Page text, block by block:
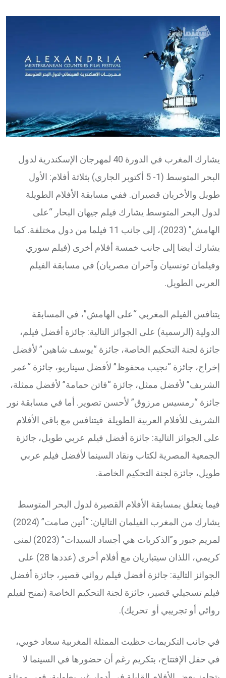
Email
يشارك المغرب في الدورة 40 لمهرجان الإسكندرية لدول
البحر المتوسط (1- 5 أكتوبر الجاري) بثلاثة أفلام: الأول
طويل والأخريان قصيران. ففي مسابقة الأفلام الطويلة
لدول البحر المتوسط يشارك فيلم جيهان البحار “على
الهامش” (2023)، إلى جانب 11 فيلما من دول مختلفة. كما
يشارك أيضا إلى جانب خمسة أفلام أخرى (فيلم سوري
وفيلمان تونسيان وآخران مصريان) في مسابقة الفيلم
العربي الطويل.
يتنافس الفيلم المغربي “على الهامش”، في المسابقة
الدولية (الرسمية) على الجوائز التالية: جائزة أفضل فيلم،
جائزة لجنة التحكيم الخاصة، جائزة “يوسف شاهين” لأفضل
إخراج، جائزة “نجيب محفوظ” لأفضل سيناريو، جائزة “عمر
الشريف” لأفضل ممثل، جائزة “فاتن حمامة” لأفضل ممثلة،
جائزة “رمسيس مرزوق” لأحسن تصوير. أما في مسابقة نور
الشريف للأفلام العربية الطويلة فيتنافس مع باقي الأفلام
على الجوائز التالية: جائزة أفضل فيلم عربي طويل، جائزة
الجمعية المصرية لكتاب ونقاد السينما لأفضل فيلم عربي
طويل، جائزة لجنة التحكيم الخاصة.
فيما يتعلق بمسابقة الأفلام القصيرة لدول البحر المتوسط
يشارك من المغرب الفيلمان التاليان: “أنين صامت” (2024)
لمريم جبور و”الذكريات هي أجساد السيدات” (2023) لمنى
كريمي، اللذان سيتباريان مع أفلام أخرى (عددها 28) على
الجوائز التالية: جائزة أفضل فيلم روائي قصير، جائزة أفضل
فيلم تسجيلي قصير، جائزة لجنة التحكيم الخاصة (تمنح لفيلم
روائي أو تجريبي أو تحريك).
في جانب التكريمات حظيت الممثلة المغربية سعاد خويي،
في حفل الإفتتاح، بتكريم رغم أن حضورها في السينما لا